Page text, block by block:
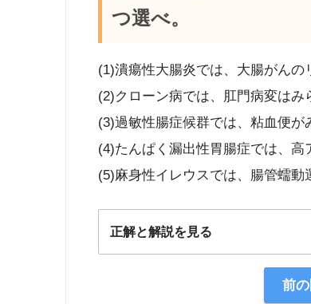
つ選べ。
(1)潰瘍性大腸炎では、大腸がんの
(2)クローン病では、肛門病変はみ
(3)過敏性腸症候群では、粘血便が
(4)たんぱく漏出性胃腸症では、高
(5)麻身性イレウスでは、腸管蠕動
正解と解説を見る
前